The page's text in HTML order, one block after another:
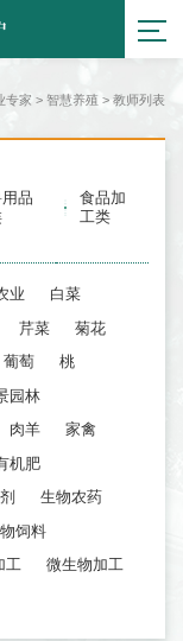
专家 > 智慧养殖 > 教师列表
品
食品加
工类
业 白菜
芹菜 菊花
葡萄 桃
园林
肉羊 家禽
机肥
生物农药
饲料
工 微生物加工